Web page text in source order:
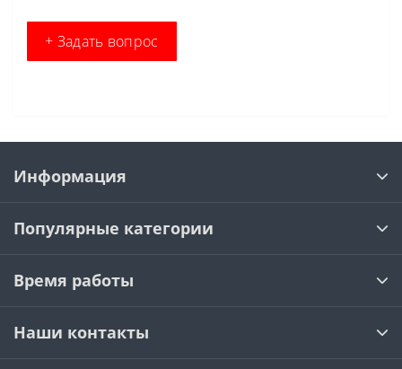
+ Задать вопрос
Информация
Популярные категории
Время работы
Наши контакты